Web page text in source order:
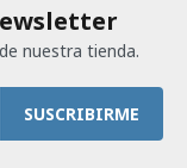
nuestra tienda.
SUSCRIBIRME